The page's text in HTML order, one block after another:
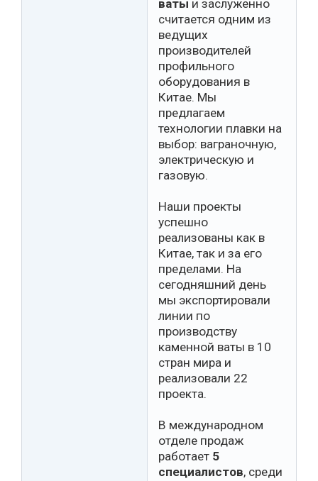
ваты и заслуженно
считается одним из
ведущих
производителей
профильного
оборудования в
Китае. Мы
предлагаем
технологии плавки на
выбор: ваграночную,
электрическую и
газовую.
Наши проекты
успешно
реализованы как в
Китае, так и за его
пределами. На
сегодняшний день
мы экспортировали
линии по
производству
каменной ваты в 10
стран мира и
реализовали 22
проекта.
В международном
отделе продаж
работает 5
специалистов, среди